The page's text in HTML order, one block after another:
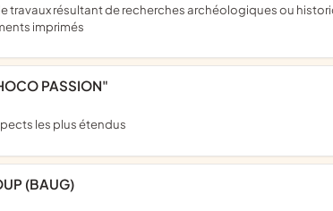
imprimés
PASSION"
les plus étendus
(BAUG)